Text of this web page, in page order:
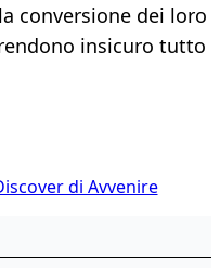
conversione dei loro
insicuro tutto
di Avvenire